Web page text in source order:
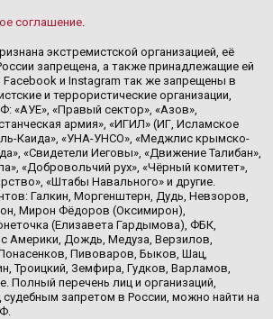
соглашение.
экстремистской организацией, её
запрещена, а также принадлежащие ей
Facebook и Instagram так же запрещены в
и террористические организации,
«АУЕ», «Правый сектор», «Азов»,
армия», «ИГИЛ» (ИГ, Исламское
Каида», «УНА-УНСО», «Меджлис крымско-
«Свидетели Иеговы», «Движение Талибан»,
«Добровольчий рух», «Чёрный комитет»,
«Штабы Навального» и другие.
Галкин, Моргенштерн, Дудь, Невзоров,
Мирон Фёдоров (Оксимирон),
(Елизавета Гардымова), ФБК,
Америки, Дождь, Медуза, Верзилов,
Пивоваров, Быков, Шац,
Троицкий, Земфира, Гудков, Варламов,
Полный перечень лиц и организаций,
судебным запретом в России, можно найти на